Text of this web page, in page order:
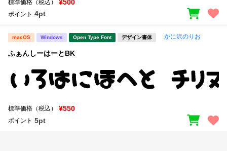
標準価格（税込） ¥500
ポイント 4pt
macOS Windows Open Type Font デザイン書体 かに沢のりお
ふぁんしーはーとBK
標準価格（税込） ¥550
ポイント 5pt